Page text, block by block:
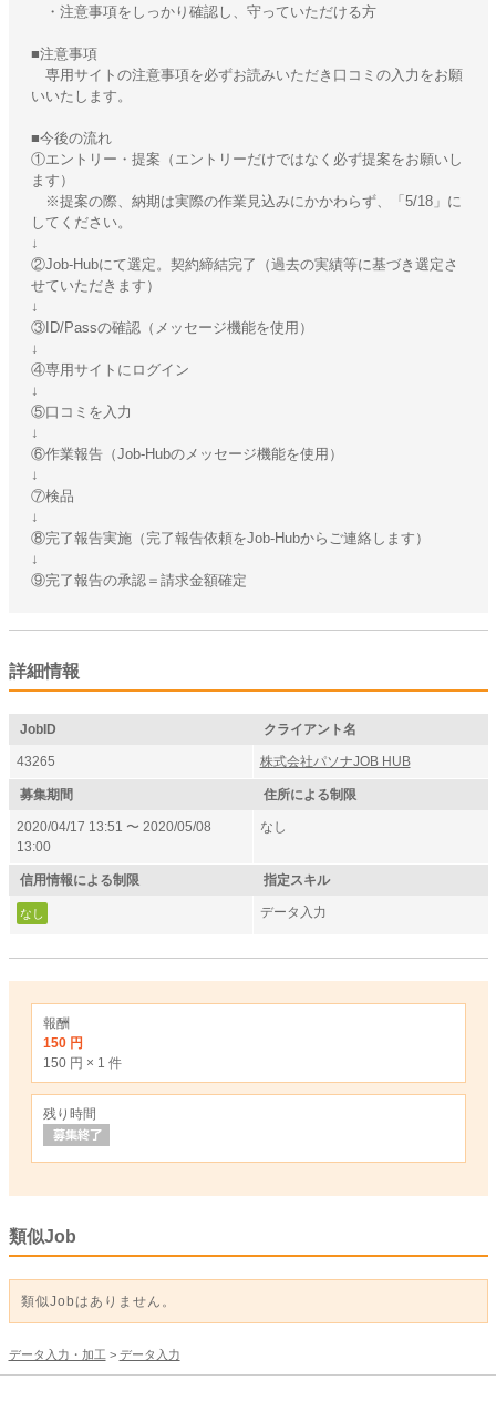
・注意事項をしっかり確認し、守っていただける方
■注意事項
専用サイトの注意事項を必ずお読みいただき口コミの入力をお願
いいたします。
■今後の流れ
①エントリー・提案（エントリーだけではなく必ず提案をお願いし
ます）
※提案の際、納期は実際の作業見込みにかかわらず、「5/18」に
してください。
↓
②Job-Hubにて選定。契約締結完了（過去の実績等に基づき選定さ
せていただきます）
↓
③ID/Passの確認（メッセージ機能を使用）
↓
④専用サイトにログイン
↓
⑤口コミを入力
↓
⑥作業報告（Job-Hubのメッセージ機能を使用）
↓
⑦検品
↓
⑧完了報告実施（完了報告依頼をJob-Hubからご連絡します）
↓
⑨完了報告の承認＝請求金額確定
詳細情報
JobID クライアント名
43265 株式会社パソナJOB HUB
募集期間 住所による制限
2020/04/17 13:51 〜 2020/05/08
13:00
なし
信用情報による制限 指定スキル
なし データ入力
報酬
150 円
150 円 × 1 件
残り時間
類似Job
類似Jobはありません。
データ入力・加工 > データ入力